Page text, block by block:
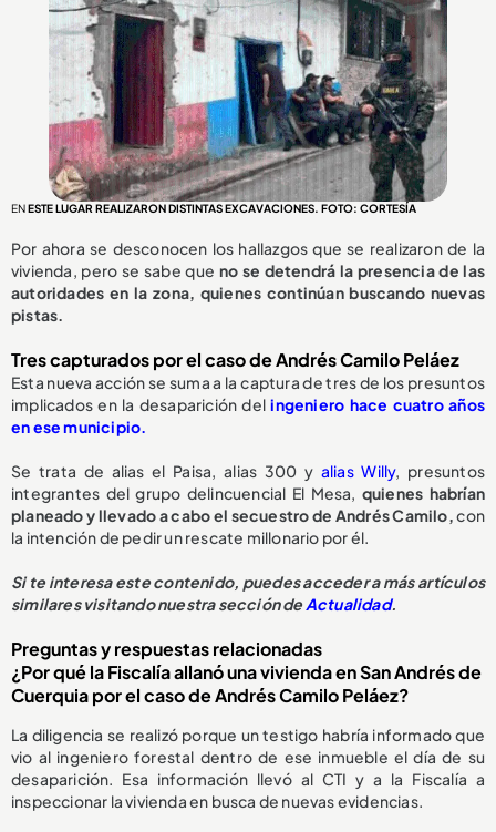
ENESTE LUGAR REALIZARON DISTINTAS EXCAVACIONES. FOTO: CORTESÍA
Por ahora se desconocen los hallazgos que se realizaron de la
vivienda, pero se sabe que no se detendrá la presencia de las
autoridades en la zona, quienes continúan buscando nuevas
pistas.
Tres capturados por el caso de Andrés Camilo Peláez
Esta nueva acción se suma a la captura de tres de los presuntos
implicados en la desaparición delingeniero hace cuatro años
en ese municipio.
Se trata de alias el Paisa, alias 300 y alias Willy, presuntos
integrantes del grupo delincuencial El Mesa, quienes habrían
planeado y llevado a cabo el secuestro de Andrés Camilo, con
la intención de pedir un rescate millonario por él.
Si te interesa este contenido, puedes acceder a más artículos
similares visitando nuestra sección deActualidad.
Preguntas y respuestas relacionadas
¿Por qué la Fiscalía allanó una vivienda en San Andrés de
Cuerquia por el caso de Andrés Camilo Peláez?
La diligencia se realizó porque un testigo habría informado que
vio al ingeniero forestal dentro de ese inmueble el día de su
desaparición. Esa información llevó al CTI y a la Fiscalía a
inspeccionar la vivienda en busca de nuevas evidencias.